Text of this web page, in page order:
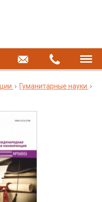
Гуманитарные науки